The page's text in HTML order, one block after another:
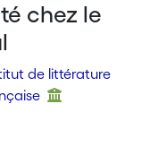
chez le
de littérature